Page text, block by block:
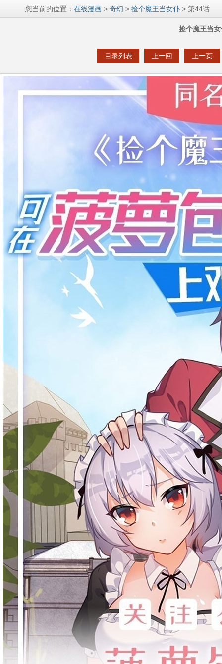
您当前的位置：在线漫画 >奇幻 >捡个魔王当女仆 > 第44话
捡个魔王当
目录列表 上一回 上一页